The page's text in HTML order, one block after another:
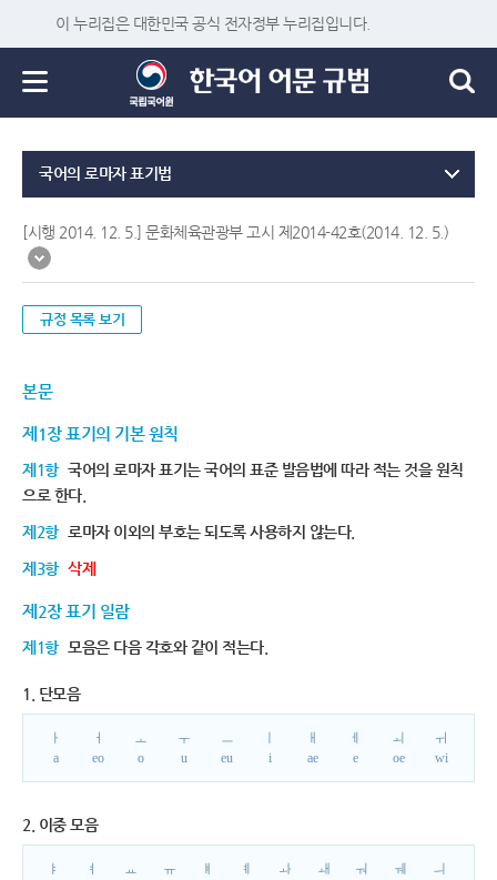
이 누리집은 대한민국 공식 전자정부 누리집입니다.
국어의 로마자 표기법
[시행 2014. 12. 5.] 문화체육관광부 고시 제2014-42호(2014. 12. 5.)
규정 목록 보기
본문
제1장 표기의 기본 원칙
제1항 국어의 로마자 표기는 국어의 표준 발음법에 따라 적는 것을 원칙
으로 한다.
제2항 로마자 이외의 부호는 되도록 사용하지 않는다.
제3항 삭제
제2장 표기 일람
제1항 모음은 다음 각호와 같이 적는다.
1. 단모음
ㅏ
a
ㅓ
eo
ㅗ
o
ㅜ
u
ㅡ
eu
i
ㅐ
ae
ㅔ
e
ㅚ
oe
ㅟ
wi
2. 이중 모음
ㅑ
ㅕ
ㅛ
ㅠ
ㅒ
ㅖ
ㅘ
ㅙ
ㅝ
ㅞ
ㅢ